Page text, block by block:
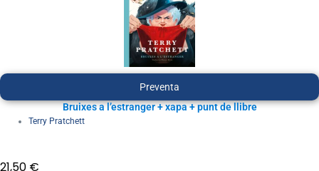
Preventa
Bruixes a l’estranger + xapa + punt de llibre
Terry Pratchett
21,50 €